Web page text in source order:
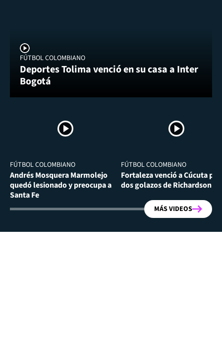
FÚTBOL COLOMBIANO
Deportes Tolima venció en su casa a Inter
Bogotá
FÚTBOL COLOMBIANO
Andrés Mosquera Marmolejo
quedó lesionado y preocupa a
Santa Fe
FÚTBOL COLOMBIANO
Fortaleza venció a Cúcuta por
dos golazos de Richardson
MÁS VIDEOS